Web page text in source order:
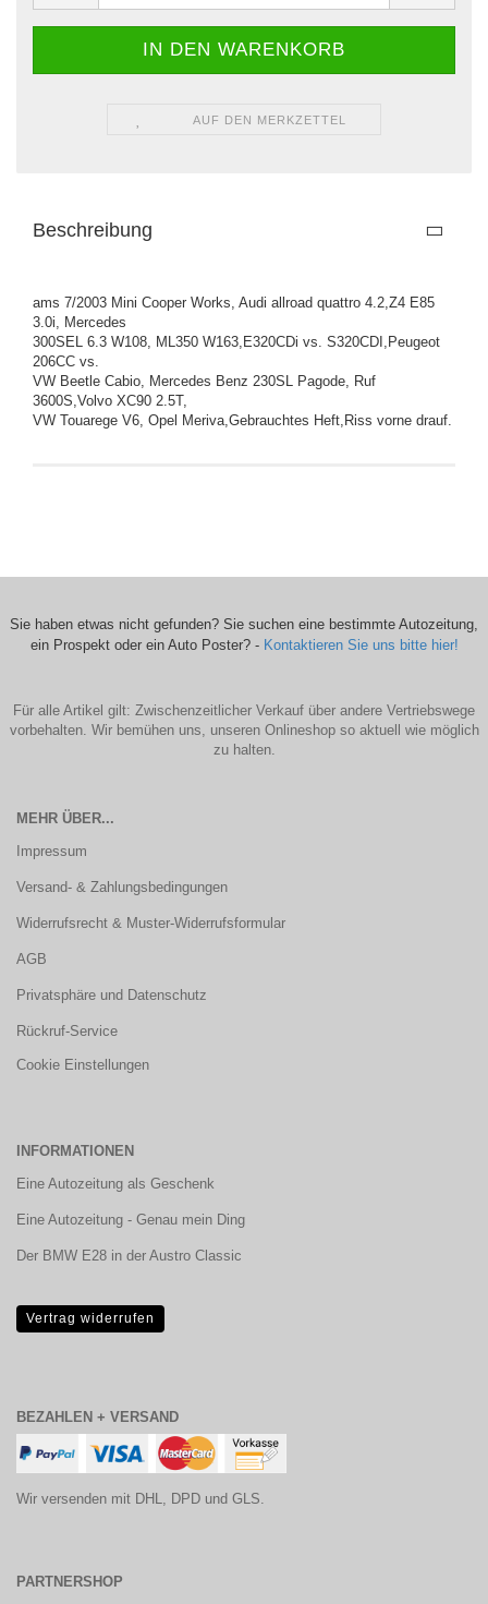
AUF DEN MERKZETTEL
Beschreibung
ams 7/2003 Mini Cooper Works, Audi allroad quattro 4.2,Z4 E85
3.0i, Mercedes
300SEL 6.3 W108, ML350 W163,E320CDi vs. S320CDI,Peugeot
206CC vs.
VW Beetle Cabio, Mercedes Benz 230SL Pagode, Ruf
3600S,Volvo XC90 2.5T,
VW Touarege V6, Opel Meriva,Gebrauchtes Heft,Riss vorne drauf.
Sie haben etwas nicht gefunden? Sie suchen eine bestimmte Autozeitung,
ein Prospekt oder ein Auto Poster? - Kontaktieren Sie uns bitte hier!
Für alle Artikel gilt: Zwischenzeitlicher Verkauf über andere Vertriebswege
vorbehalten. Wir bemühen uns, unseren Onlineshop so aktuell wie möglich
zu halten.
MEHR ÜBER...
Impressum
Versand- & Zahlungsbedingungen
Widerrufsrecht & Muster-Widerrufsformular
AGB
Privatsphäre und Datenschutz
Rückruf-Service
Cookie Einstellungen
INFORMATIONEN
Eine Autozeitung als Geschenk
Eine Autozeitung - Genau mein Ding
Der BMW E28 in der Austro Classic
Vertrag widerrufen
BEZAHLEN + VERSAND
Wir versenden mit DHL, DPD und GLS.
PARTNERSHOP